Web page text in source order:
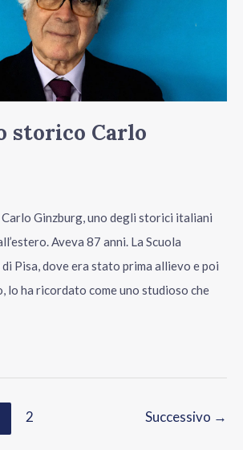
storico Carlo
Ginzburg, uno degli storici italiani
Aveva 87 anni. La Scuola
Pisa, dove era stato prima allievo e poi
lo ha ricordato come uno studioso che
2 Successivo →